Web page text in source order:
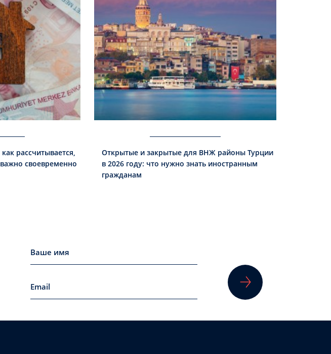
рассчитывается,
своевременно
Открытые и закрытые для ВНЖ районы Турции
в 2026 году: что нужно знать иностранным
гражданам